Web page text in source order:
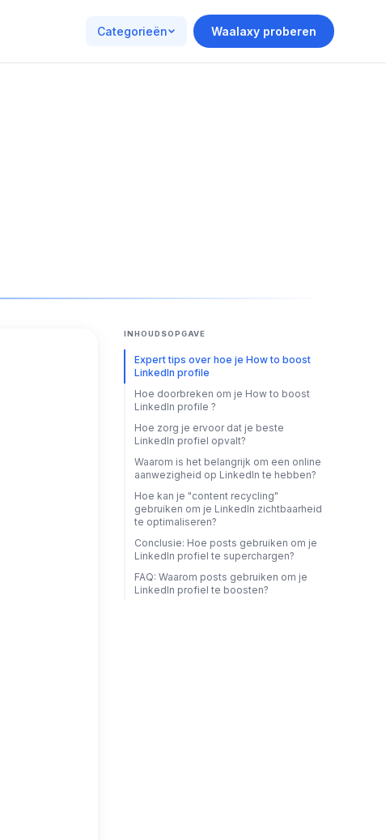
Categorieën Waalaxy proberen
INHOUDSOPGAVE
Expert tips over hoe je How to boost
LinkedIn profile
Hoe doorbreken om je How to boost
LinkedIn profile ?
Hoe zorg je ervoor dat je beste
LinkedIn profiel opvalt?
Waarom is het belangrijk om een online
aanwezigheid op LinkedIn te hebben?
Hoe kan je "content recycling"
gebruiken om je LinkedIn zichtbaarheid
te optimaliseren?
Conclusie: Hoe posts gebruiken om je
LinkedIn profiel te superchargen?
FAQ: Waarom posts gebruiken om je
LinkedIn profiel te boosten?